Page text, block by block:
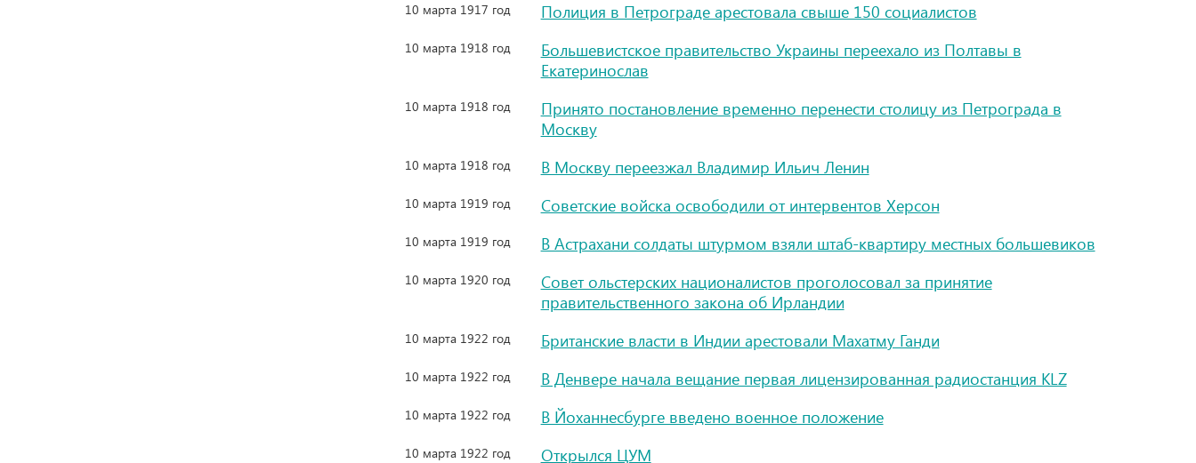
10 марта 1917 год Полиция в Петрограде арестовала свыше 150 социалистов
10 марта 1918 год
Большевистское правительство Украины переехало из Полтавы в
Екатеринослав
10 марта 1918 год
Принято постановление временно перенести столицу из Петрограда в
Москву
10 марта 1918 год В Москву переезжал Владимир Ильич Ленин
10 марта 1919 год Советские войска освободили от интервентов Херсон
10 марта 1919 год В Астрахани солдаты штурмом взяли штаб-квартиру местных большевиков
10 марта 1920 год
Совет ольстерских националистов проголосовал за принятие
правительственного закона об Ирландии
10 марта 1922 год Британские власти в Индии арестовали Махатму Ганди
10 марта 1922 год В Денвере начала вещание первая лицензированная радиостанция KLZ
10 марта 1922 год В Йоханнесбурге введено военное положение
10 марта 1922 год Открылся ЦУМ